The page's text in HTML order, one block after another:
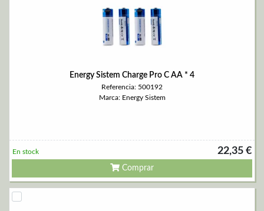
Energy Sistem Charge Pro C AA * 4
Referencia: 500192
Marca: Energy Sistem
22,35 €
En stock
Comprar